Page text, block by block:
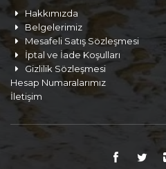
Hakkımızda
Belgelerimiz
Mesafeli Satış Sözleşmesi
İptal ve İade Koşulları
Gizlilik Sözleşmesi
Hesap Numaralarımız
İletişim